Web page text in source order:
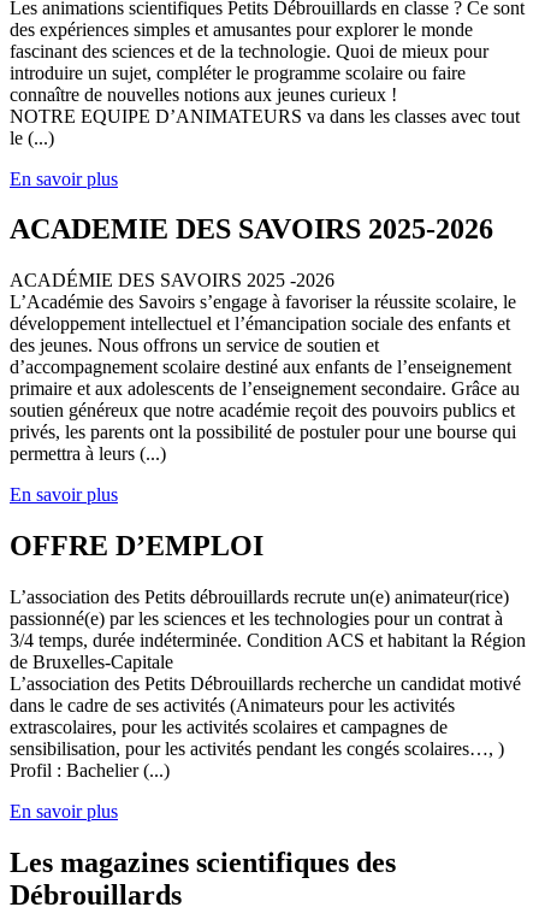
Les animations scientifiques Petits Débrouillards en classe ? Ce sont
des expériences simples et amusantes pour explorer le monde
fascinant des sciences et de la technologie. Quoi de mieux pour
introduire un sujet, compléter le programme scolaire ou faire
connaître de nouvelles notions aux jeunes curieux !
NOTRE EQUIPE D’ANIMATEURS va dans les classes avec tout
le (...)
En savoir plus
ACADEMIE DES SAVOIRS 2025-2026
ACADÉMIE DES SAVOIRS 2025 -2026
L’Académie des Savoirs s’engage à favoriser la réussite scolaire, le
développement intellectuel et l’émancipation sociale des enfants et
des jeunes. Nous offrons un service de soutien et
d’accompagnement scolaire destiné aux enfants de l’enseignement
primaire et aux adolescents de l’enseignement secondaire. Grâce au
soutien généreux que notre académie reçoit des pouvoirs publics et
privés, les parents ont la possibilité de postuler pour une bourse qui
permettra à leurs (...)
En savoir plus
OFFRE D’EMPLOI
L’association des Petits débrouillards recrute un(e) animateur(rice)
passionné(e) par les sciences et les technologies pour un contrat à
3/4 temps, durée indéterminée. Condition ACS et habitant la Région
de Bruxelles-Capitale
L’association des Petits Débrouillards recherche un candidat motivé
dans le cadre de ses activités (Animateurs pour les activités
extrascolaires, pour les activités scolaires et campagnes de
sensibilisation, pour les activités pendant les congés scolaires…, )
Profil : Bachelier (...)
En savoir plus
Les magazines scientifiques des
Débrouillards